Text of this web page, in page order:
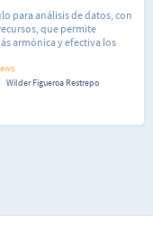
para análisis de datos, con
que permite
armónica y efectiva los
y funciones; generar
información; crear
Wilder Figueroa Restrepo